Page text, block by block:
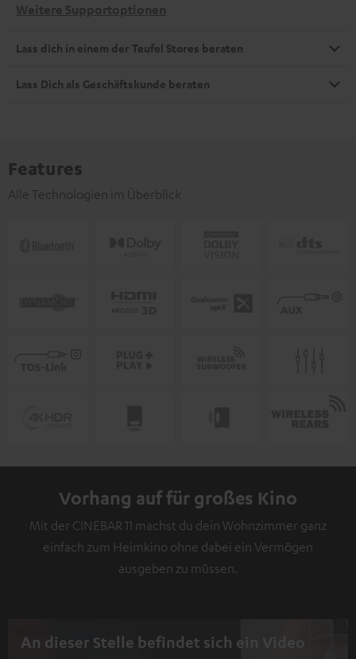
Weitere Supportoptionen
Lass dich in einem der Teufel Stores beraten
Lass Dich als Geschäftskunde beraten
Features
Alle Technologien im Überblick
Vorhang auf für großes Kino
Mit der CINEBAR 11 machst du dein Wohnzimmer ganz
einfach zum Heimkino ohne dabei ein Vermögen
ausgeben zu müssen.
An dieser Stelle befindet sich ein Video